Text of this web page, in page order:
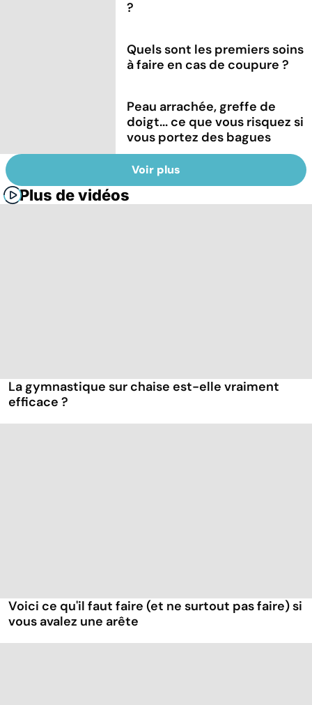
?
Quels sont les premiers soins
à faire en cas de coupure ?
Peau arrachée, greffe de
doigt... ce que vous risquez si
vous portez des bagues
Voir plus
Plus de vidéos
La gymnastique sur chaise est-elle vraiment
efficace ?
Voici ce qu'il faut faire (et ne surtout pas faire) si
vous avalez une arête